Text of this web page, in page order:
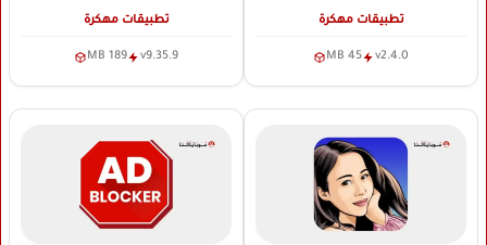
تطبيقات مهكرة
v2.4.0
45 MB
تطبيقات مهكرة
v9.35.9
189 MB